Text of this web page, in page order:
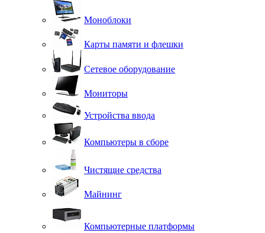
Моноблоки
Карты памяти и флешки
Сетевое оборудование
Мониторы
Устройства ввода
Компьютеры в сборе
Чистящие средства
Майнинг
Компьютерные платформы